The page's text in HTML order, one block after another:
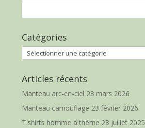
Catégories
Catégories
Articles récents
Manteau arc-en-ciel 23 mars 2026
Manteau camouflage 23 février 2026
T.shirts homme à thème 23 juillet 2025